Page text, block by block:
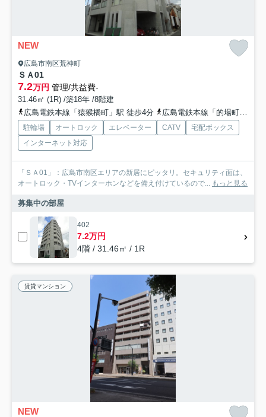
NEW
広島市南区荒神町
ＳＡ01
7.2万円 管理/共益費-
31.46㎡ (1R) /築18年 /8階建
広島電鉄本線「猿猴橋町」駅 徒歩4分
広島電鉄本線「的場町」駅 徒歩6分
駐輪場 オートロック エレベーター CATV
宅配ボックス
インターネット対応
「ＳＡ01」：広島市南区エリアの新居にピッタリ。セキュリティ面は、
オートロック・TVインターホンなどを備え付けているので... もっと見る
募集中の部屋
402
7.2万円
4階 / 31.46㎡ / 1R
賃貸マンション
NEW